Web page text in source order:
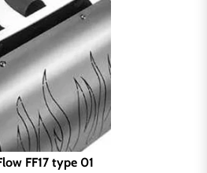
FF17 type 01